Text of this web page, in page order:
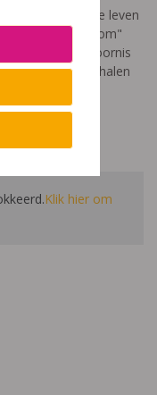
hoe het is om te leven
"Ik heet niet dom"
van een leerstoornis
Je hoort verhalen
Klik hier om